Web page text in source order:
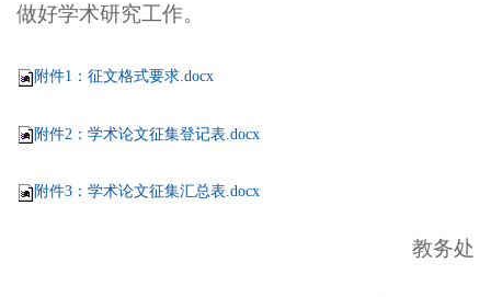
做好学术研究工作。
附件1：征文格式要求.docx
附件2：学术论文征集登记表.docx
附件3：学术论文征集汇总表.docx
教务处